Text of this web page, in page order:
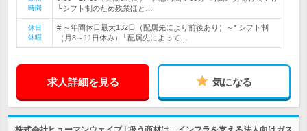
時間
└シフト制のため残業ほと…
休日
休暇
# ～年間休日最大132日（配属先により前後あり）～* シフト制
（月8～11日休み）└配属先によって…
求人詳細を見る 気になる